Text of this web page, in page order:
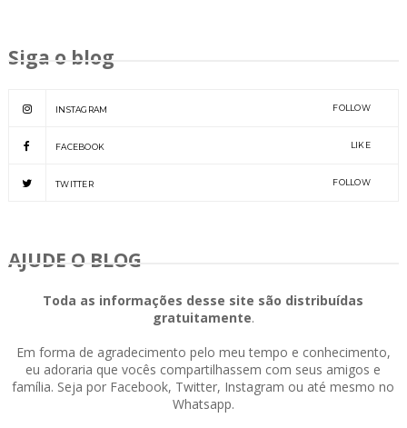
Siga o blog
INSTAGRAM FOLLOW
FACEBOOK LIKE
TWITTER FOLLOW
AJUDE O BLOG
Toda as informações desse site são distribuídas
gratuitamente.
Em forma de agradecimento pelo meu tempo e conhecimento,
eu adoraria que vocês compartilhassem com seus amigos e
família. Seja por Facebook, Twitter, Instagram ou até mesmo no
Whatsapp.